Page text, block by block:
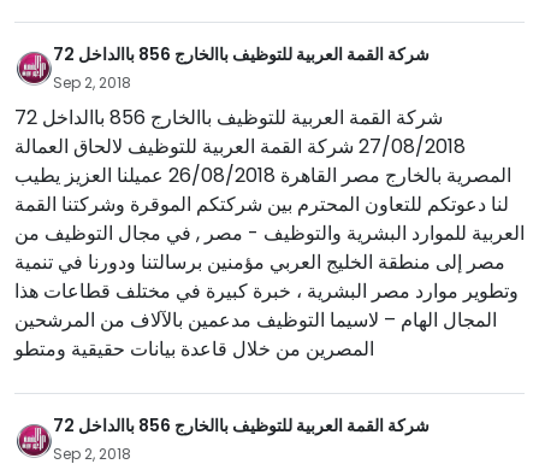
شركة القمة العربية للتوظيف باالخارج 856 باالداخل 72
Sep 2, 2018
شركة القمة العربية للتوظيف باالخارج 856 باالداخل 72
27/08/2018 شركة القمة العربية للتوظيف لالحاق العمالة
المصرية بالخارج مصر القاهرة 26/08/2018 عميلنا العزيز يطيب
لنا دعوتكم للتعاون المحترم بين شركتكم الموقرة وشركتنا القمة
العربية للموارد البشرية والتوظيف - مصر , في مجال التوظيف من
مصر إلى منطقة الخليج العربي مؤمنين برسالتنا ودورنا في تنمية
وتطوير موارد مصر البشرية ، خبرة كبيرة في مختلف قطاعات هذا
المجال الهام – لاسيما التوظيف مدعمين بالآلاف من المرشحين
المصرين من خلال قاعدة بيانات حقيقية ومتطو
شركة القمة العربية للتوظيف باالخارج 856 باالداخل 72
Sep 2, 2018